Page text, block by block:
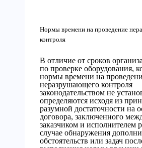
Нормы времени на проведение
контроля
В отличие от сроков
по проверке оборудования,
нормы времени на
неразрушающего контроля
законодательством не
определяются исходя из
разумной достаточности на
договора, заключенного
заказчиком и исполнителем
случае обнаружения
обстоятельств или задач